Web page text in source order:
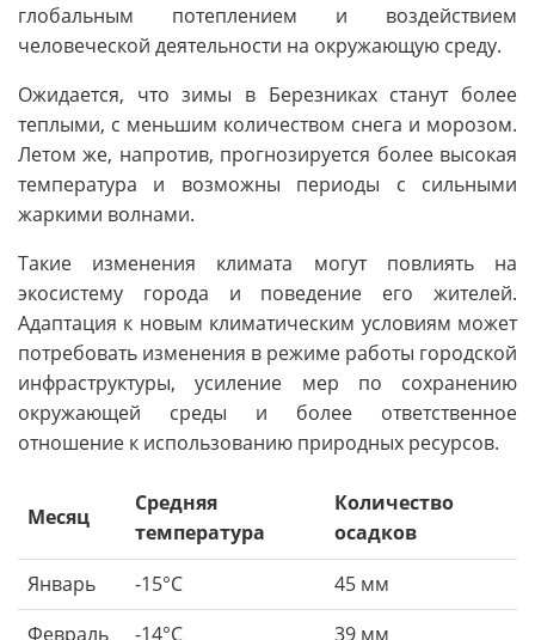
глобальным потеплением и воздействием
человеческой деятельности на окружающую среду.
Ожидается, что зимы в Березниках станут более
теплыми, с меньшим количеством снега и морозом.
Летом же, напротив, прогнозируется более высокая
температура и возможны периоды с сильными
жаркими волнами.
Такие изменения климата могут повлиять на
экосистему города и поведение его жителей.
Адаптация к новым климатическим условиям может
потребовать изменения в режиме работы городской
инфраструктуры, усиление мер по сохранению
окружающей среды и более ответственное
отношение к использованию природных ресурсов.
Месяц
Средняя
температура
Количество
осадков
Январь
-15°C
45 мм
Февраль
-14°C 39 мм